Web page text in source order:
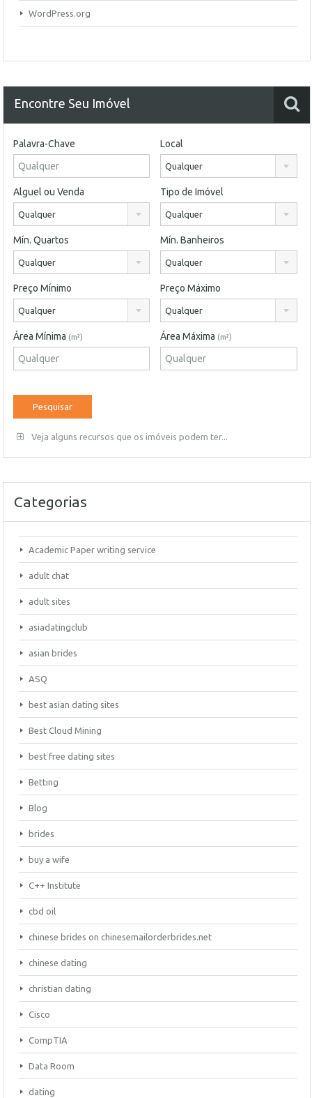
WordPress.org
Encontre Seu Imóvel
Palavra-Chave Local
Qualquer
Alguel ou Venda
Qualquer
Tipo de Imóvel
Qualquer
Mín. Quartos
Qualquer
Mín. Banheiros
Qualquer
Preço Mínimo
Qualquer
Preço Máximo
Qualquer
Área Mínima (m²) Área Máxima (m²)
Veja alguns recursos que os imóveis podem ter...
Categorias
Academic Paper writing service
adult chat
adult sites
asiadatingclub
asian brides
ASQ
best asian dating sites
Best Cloud Mining
best free dating sites
Betting
Blog
brides
buy a wife
C++ Institute
cbd oil
chinese brides on chinesemailorderbrides.net
chinese dating
christian dating
Cisco
CompTIA
Data Room
dating